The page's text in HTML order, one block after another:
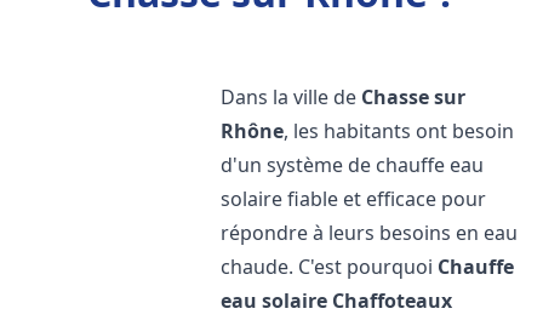
Dans la ville de Chasse sur
Rhône, les habitants ont besoin
d'un système de chauffe eau
solaire fiable et efficace pour
répondre à leurs besoins en eau
chaude. C'est pourquoi Chauffe
eau solaire Chaffoteaux